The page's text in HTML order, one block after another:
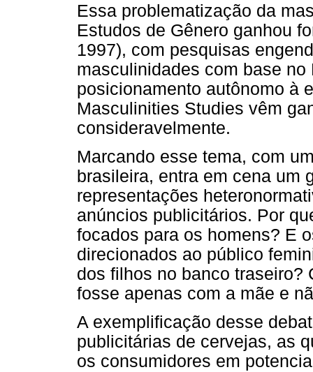
Essa problematização da
Estudos de Gênero ganhou
1997), com pesquisas
masculinidades com base
posicionamento autônomo à
Masculinities Studies vêm
consideravelmente.
Marcando esse tema, com
brasileira, entra em cena um
representações
anúncios publicitários. Por
focados para os homens? E
direcionados ao público
dos filhos no banco traseiro?
fosse apenas com a mãe e
A exemplificação desse
publicitárias de cervejas, as
os consumidores em